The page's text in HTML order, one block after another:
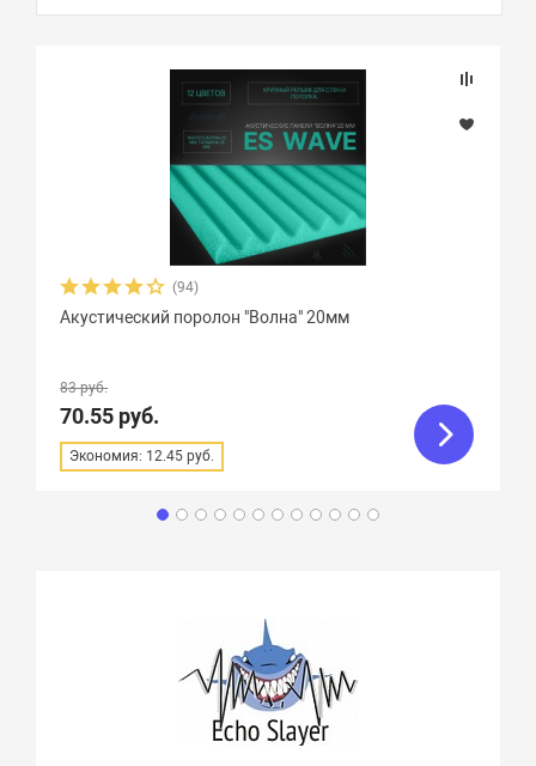
(94)
Акустический поролон "Волна" 20мм
83 руб.
70.55 руб.
Экономия: 12.45 руб.